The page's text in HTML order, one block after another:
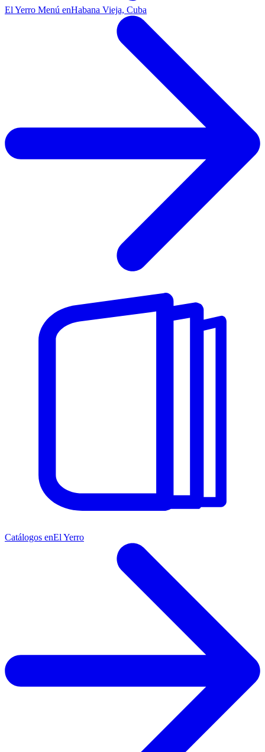
El Yerro Menú enHabana Vieja, Cuba
Catálogos enEl Yerro